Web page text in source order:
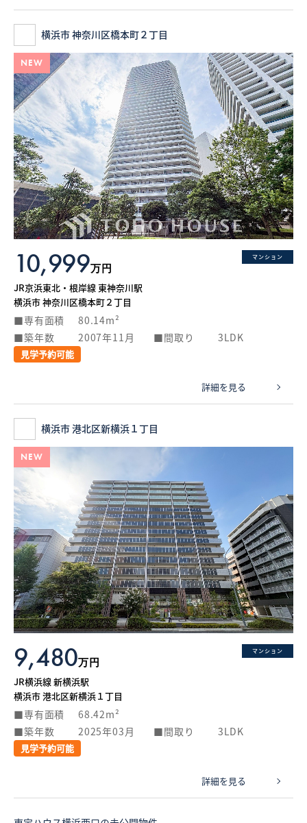
横浜市 神奈川区橋本町２丁目
NEW
マンション
10,999万円
JR京浜東北・根岸線 東神奈川駅
横浜市 神奈川区橋本町２丁目
専有面積
80.14m²
築年数
2007年11月 間取り 3LDK
見学予約可能
詳細を見る
横浜市 港北区新横浜１丁目
NEW
マンション
9,480万円
JR横浜線 新横浜駅
横浜市 港北区新横浜１丁目
専有面積
68.42m²
築年数
2025年03月 間取り 3LDK
見学予約可能
詳細を見る